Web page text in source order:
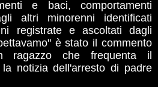
e baci, comportamenti
altri minorenni identificati
registrate e ascoltati dagli
è stato il commento
ragazzo che frequenta il
notizia dell'arresto di padre